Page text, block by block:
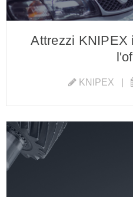
Attrezzi KNIPEX
KNIPEX